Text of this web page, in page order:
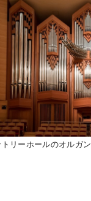
リーホールのオルガン